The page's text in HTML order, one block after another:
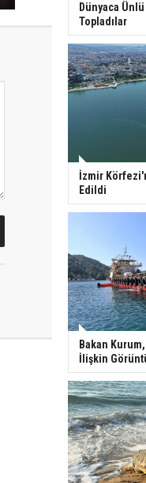
Dünyaca
Topladılar
İzmir
Edildi
Bakan
İlişkin